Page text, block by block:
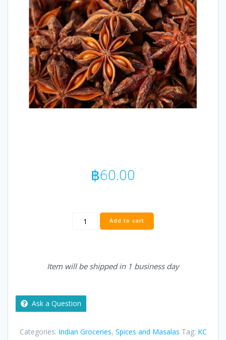
฿60.00
KC
quantity
Add to cart
Item will be shipped in 1 business day
Ask a Question
Categories: Indian Groceries, Spices and Masalas Tag: KC